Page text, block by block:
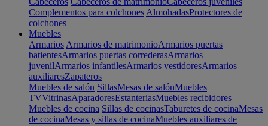
Complementos para colchones AlmohadasProtectores de
colchones
Muebles
Armarios Armarios de matrimonioArmarios puertas
batientesArmarios puertas correderasArmarios
juvenilArmarios infantilesArmarios vestidoresArmarios
auxiliaresZapateros
Muebles de salón SillasMesas de salónMuebles
TVVitrinasAparadoresEstanteriasMuebles recibidores
Muebles de cocina Sillas de cocinasTaburetes de cocinaMesas
de cocinaMesas y sillas de cocinaMuebles auxiliares de